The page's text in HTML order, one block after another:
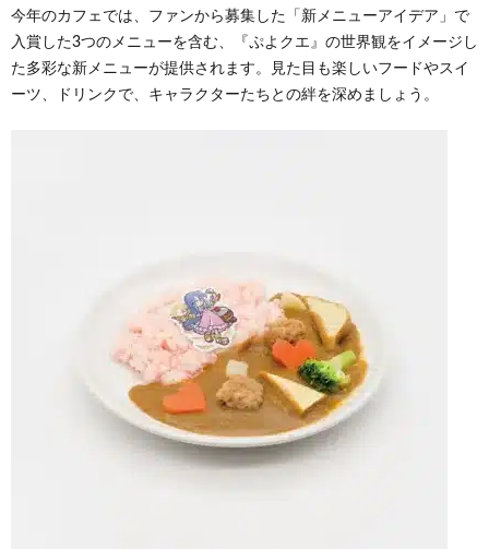
今年のカフェでは、ファンから募集した「新メニューアイデア」で
入賞した3つのメニューを含む、『ぷよクエ』の世界観をイメージし
た多彩な新メニューが提供されます。見た目も楽しいフードやスイ
ーツ、ドリンクで、キャラクターたちとの絆を深めましょう。